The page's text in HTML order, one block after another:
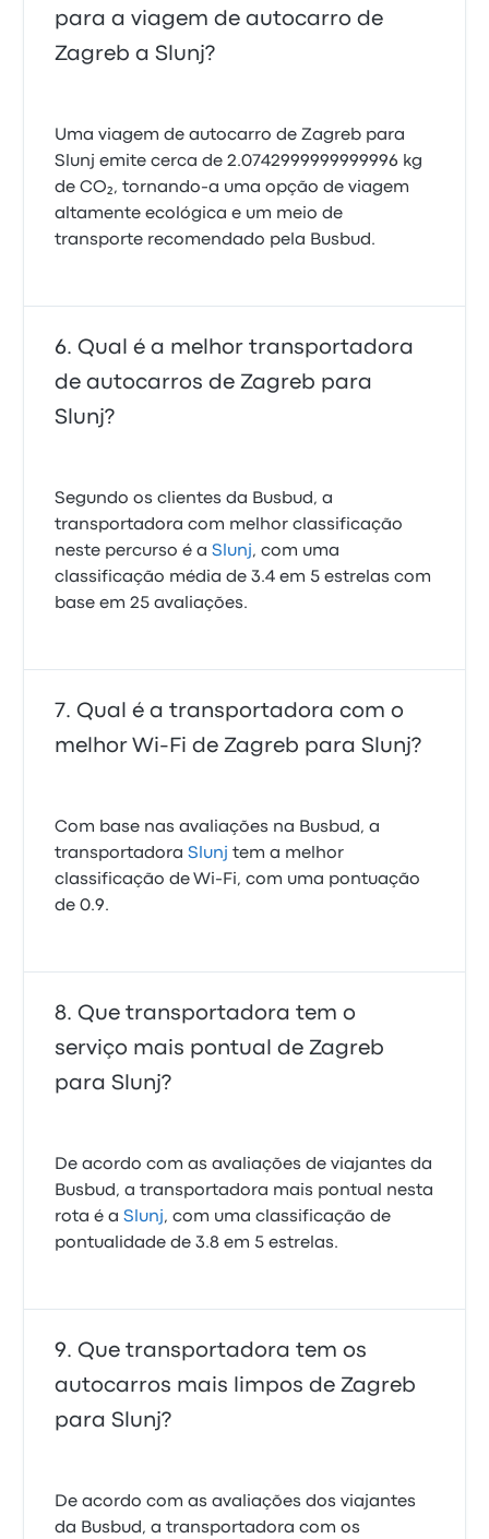
para a viagem de autocarro de
Zagreb a Slunj?
Uma viagem de autocarro de Zagreb para
Slunj emite cerca de 2.0742999999999996 kg
de CO₂, tornando-a uma opção de viagem
altamente ecológica e um meio de
transporte recomendado pela Busbud.
Qual é a melhor transportadora
de autocarros de Zagreb para
Slunj?
Segundo os clientes da Busbud, a
transportadora com melhor classificação
neste percurso é aSlunj, com uma
classificação média de 3.4 em 5 estrelas com
base em 25 avaliações.
Qual é a transportadora com o
melhor Wi-Fi de Zagreb para Slunj?
Com base nas avaliações na Busbud, a
transportadoraSlunj tem a melhor
classificação de Wi‑Fi, com uma pontuação
de 0.9.
Que transportadora tem o
serviço mais pontual de Zagreb
para Slunj?
De acordo com as avaliações de viajantes da
Busbud, a transportadora mais pontual nesta
rota é aSlunj, com uma classificação de
pontualidade de 3.8 em 5 estrelas.
Que transportadora tem os
autocarros mais limpos de Zagreb
para Slunj?
De acordo com as avaliações dos viajantes
da Busbud, a transportadora com os